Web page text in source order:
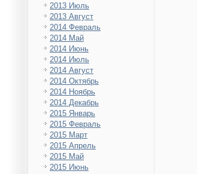
2013 Июль
2013 Август
2014 Февраль
2014 Май
2014 Июнь
2014 Июль
2014 Август
2014 Октябрь
2014 Ноябрь
2014 Декабрь
2015 Январь
2015 Февраль
2015 Март
2015 Апрель
2015 Май
2015 Июнь